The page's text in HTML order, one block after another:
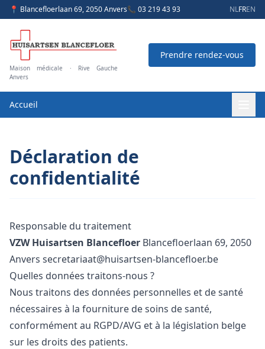
📍 Blancefloerlaan 69, 2050 Anvers📞 03 219 43 93 NLFREN
Maison médicale · Rive Gauche
Anvers
Prendre rendez-vous
Accueil
Déclaration de
confidentialité
Responsable du traitement
VZW Huisartsen Blancefloer Blancefloerlaan 69, 2050
Anvers secretariaat@huisartsen-blancefloer.be
Quelles données traitons-nous ?
Nous traitons des données personnelles et de santé
nécessaires à la fourniture de soins de santé,
conformément au RGPD/AVG et à la législation belge
sur les droits des patients.